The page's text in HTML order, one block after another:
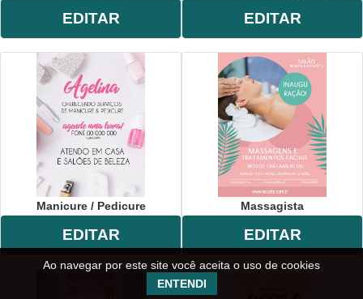
EDITAR EDITAR
Manicure / Pedicure
EDITAR
Massagista
EDITAR
Ao navegar por este site você aceita o uso de cookies
ENTENDI